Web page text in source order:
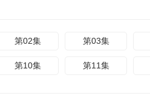
第02集 第03集
第10集 第11集